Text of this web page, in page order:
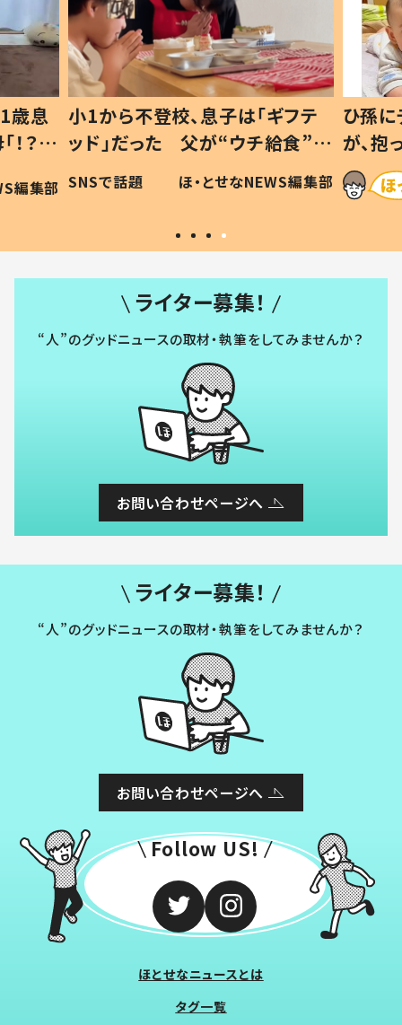
フテ
食”を
編集部
ひ孫にデレデレな80歳じいじ
が、抱っこすると…ひ孫の反応に
「涙が出ました」「可愛くて仕方な
い」
ほ・とせなNEWS編集部
ライター募集！
“人”のグッドニュースの取材・執筆をしてみませんか？
お問い合わせページへ
ライター募集！
“人”のグッドニュースの取材・執筆をしてみませんか？
お問い合わせページへ
Follow US!
ほとせなニュースとは
タグ一覧